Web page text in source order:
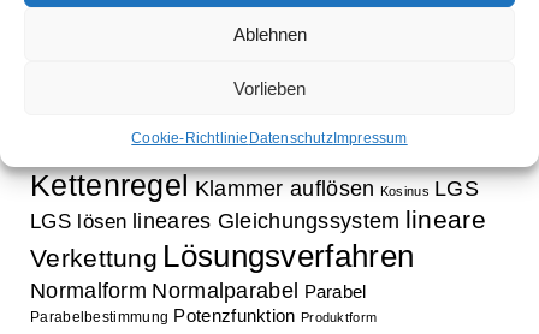
Ablehnen
Vorlieben
Cookie-Richtlinie DatenschutzImpressum
Ausmultiplizieren
binomische Formeln Bruchrechnung
Funktion
Gleichungssystem innere Funktion
Kettenregel Klammer auflösen Kosinus LGS
LGS lösen lineares Gleichungssystem lineare
Verkettung Lösungsverfahren
Normalform Normalparabel Parabel
Parabelbestimmung Potenzfunktion Produktform